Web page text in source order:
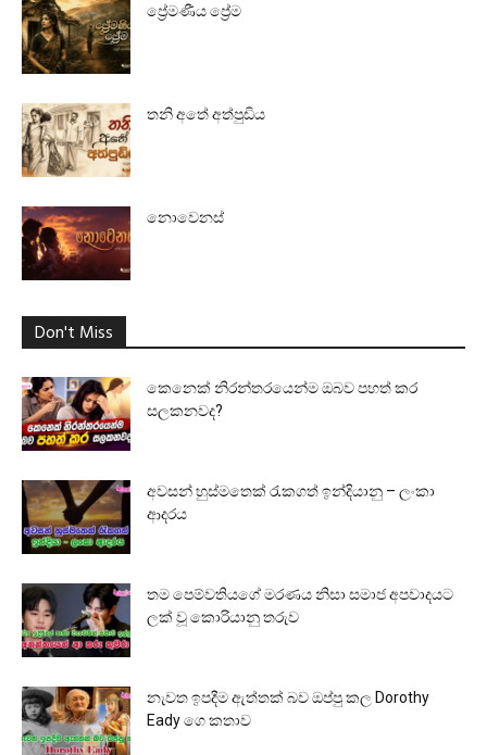
ප්‍රේමණීය ප්‍රේම
තනි අතේ අත්පුඩිය
නොවෙනස්
Don't Miss
කෙනෙක් නිරන්තරයෙන්ම ඔබව පහත් කර
සලකනවද?
අවසන් හුස්මතෙක් රැකගත් ඉන්දියානු – ලංකා
ආදරය
තම පෙම්වතියගේ මරණය නිසා සමාජ අපවාදයට
ලක් වූ කොරියානු තරුව
නැවත ඉපදීම ඇත්තක් බව ඔප්පු කල Dorothy
Eady ගෙ කතාව